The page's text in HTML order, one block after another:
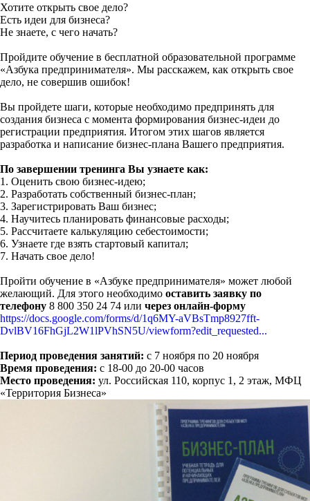
Хотите открыть свое дело?
Есть идеи для бизнеса?
Не знаете, с чего начать?
Пройдите обучение в бесплатной образовательной программе
«Азбука предпринимателя». Мы расскажем, как открыть свое
дело, не совершив ошибок!
Вы пройдете шаги, которые необходимо предпринять для
создания бизнеса с момента формирования бизнес-идеи до
регистрации предприятия. Итогом этих шагов является
разработка и написание бизнес-плана Вашего предприятия.
По завершении тренинга Вы узнаете как:
1. Оценить свою бизнес-идею;
2. Разработать собственный бизнес-план;
3. Зарегистрировать Ваш бизнес;
4. Научитесь планировать финансовые расходы;
5. Рассчитаете калькуляцию себестоимости;
6. Узнаете где взять стартовый капитал;
7. Начать свое дело!
Пройти обучение в «Азбуке предпринимателя» может любой
желающий. Для этого необходимо оставить заявку по
телефону 8 800 350 24 74 или через онлайн-форму
https://docs.google.com/forms/d/1q6MY-aVBsTmp8927fft-
DvlBV16FhGjL2W1lPVhSN5U/viewform?edit_requested...
Период проведения занятий: с 7 ноября по 20 ноября
Время проведения: с 18-00 до 20-00 часов
Место проведения: ул. Российская 110, корпус 1, 2 этаж, МФЦ
«Территория Бизнеса»